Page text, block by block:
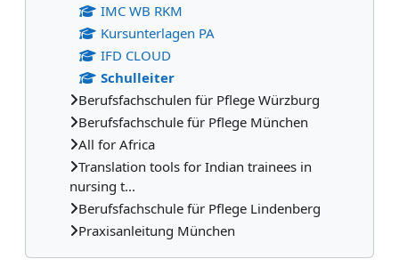
IMC WB RKM
Kursunterlagen PA
IFD CLOUD
Schulleiter
Berufsfachschulen für Pflege Würzburg
Berufsfachschule für Pflege München
All for Africa
Translation tools for Indian trainees in
nursing t...
Berufsfachschule für Pflege Lindenberg
Praxisanleitung München